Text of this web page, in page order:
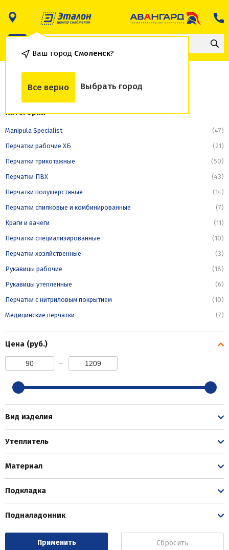
Ваш город Смоленск?
Все верно Выбрать город
Краги и вачеги
Категории
Manipula Specialist
(47)
Перчатки рабочие ХБ
(21)
Перчатки трикотажные
(50)
Перчатки ПВХ
(43)
Перчатки полушерстяные
(14)
Перчатки спилковые и комбинированные
(7)
Краги и вачеги
(11)
Перчатки специализированные
(10)
Перчатки хозяйственные
(3)
Рукавицы рабочие
(18)
Рукавицы утепленные
(6)
Перчатки с нитриловым покрытием
(10)
Медицинские перчатки
(7)
Цена (руб.)
Вид изделия
Утеплитель
Материал
Подкладка
Подналадонник
Сбросить